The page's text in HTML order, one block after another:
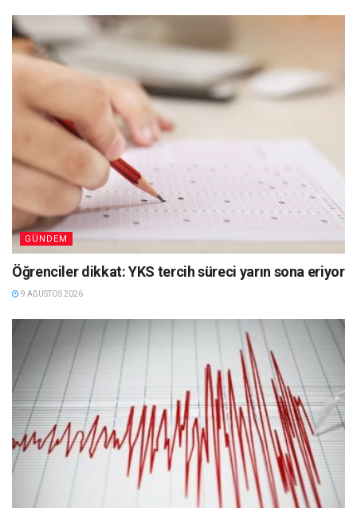
GÜNDEM
Öğrenciler dikkat: YKS tercih süreci yarın sona eriyor
9 AĞUSTOS 2026